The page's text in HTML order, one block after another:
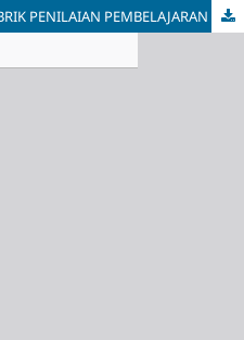
PELATIHAN PENYUSUNAN RUBRIK PENILAIAN PEMBELAJARAN KOLABORATIF DAN PARTISIPATIF PADA JURUSAN SOSIOLOGI UNIVERSITAS PALANGKA RAYA